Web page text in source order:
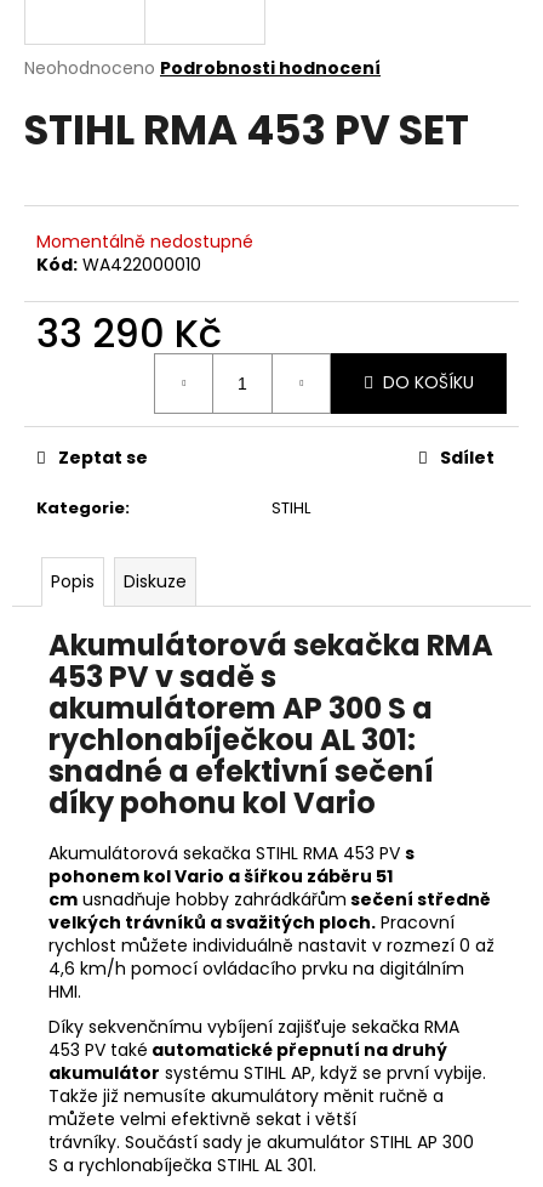
Průměrné
produktu
je
5
Neohodnoceno Podrobnosti hodnocení
STIHL RMA 453 PV SET
Momentálně nedostupné
Kód: WA422000010
33 290 Kč
DO KOŠÍKU
Kategorie: STIHL
Zeptat se Sdílet
Popis Diskuze
Akumulátorová sekačka RMA
453 PV v sadě s
akumulátorem AP 300 S a
rychlonabíječkou AL 301:
snadné a efektivní sečení
díky pohonu kol Vario
Akumulátorová sekačka STIHL RMA 453 PV s
pohonem kol Vario a šířkou záběru 51
cm usnadňuje hobby zahrádkářům sečení středně
velkých trávníků a svažitých ploch. Pracovní
rychlost můžete individuálně nastavit v rozmezí 0 až
4,6 km/h pomocí ovládacího prvku na digitálním
HMI.
Díky sekvenčnímu vybíjení zajišťuje sekačka RMA
453 PV také automatické přepnutí na druhý
akumulátor systému STIHL AP, když se první vybije.
Takže již nemusíte akumulátory měnit ručně a
můžete velmi efektivně sekat i větší
trávníky. Součástí sady je akumulátor STIHL AP 300
S a rychlonabíječka STIHL AL 301.
j
t
?
o
u
j
m
STIHL
MS
CARVING
11462000059
890
Kč
Původně: